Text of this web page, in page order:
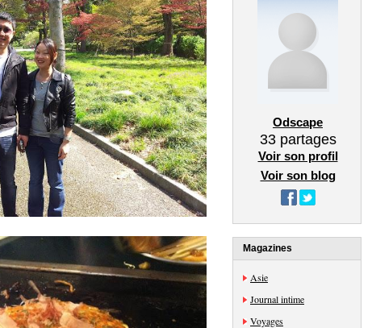
Odscape
33partages
Voir son profil
Voir son blog
Magazines
Asie
Journal intime
Voyages